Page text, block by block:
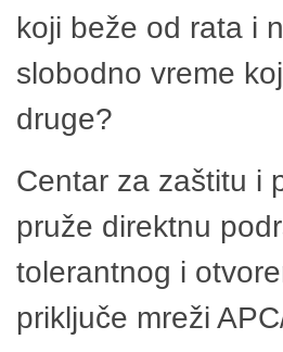
koji beže od rata i
slobodno vreme
druge?
Centar za zaštitu i
pruže direktnu
tolerantnog i
priključe mreži